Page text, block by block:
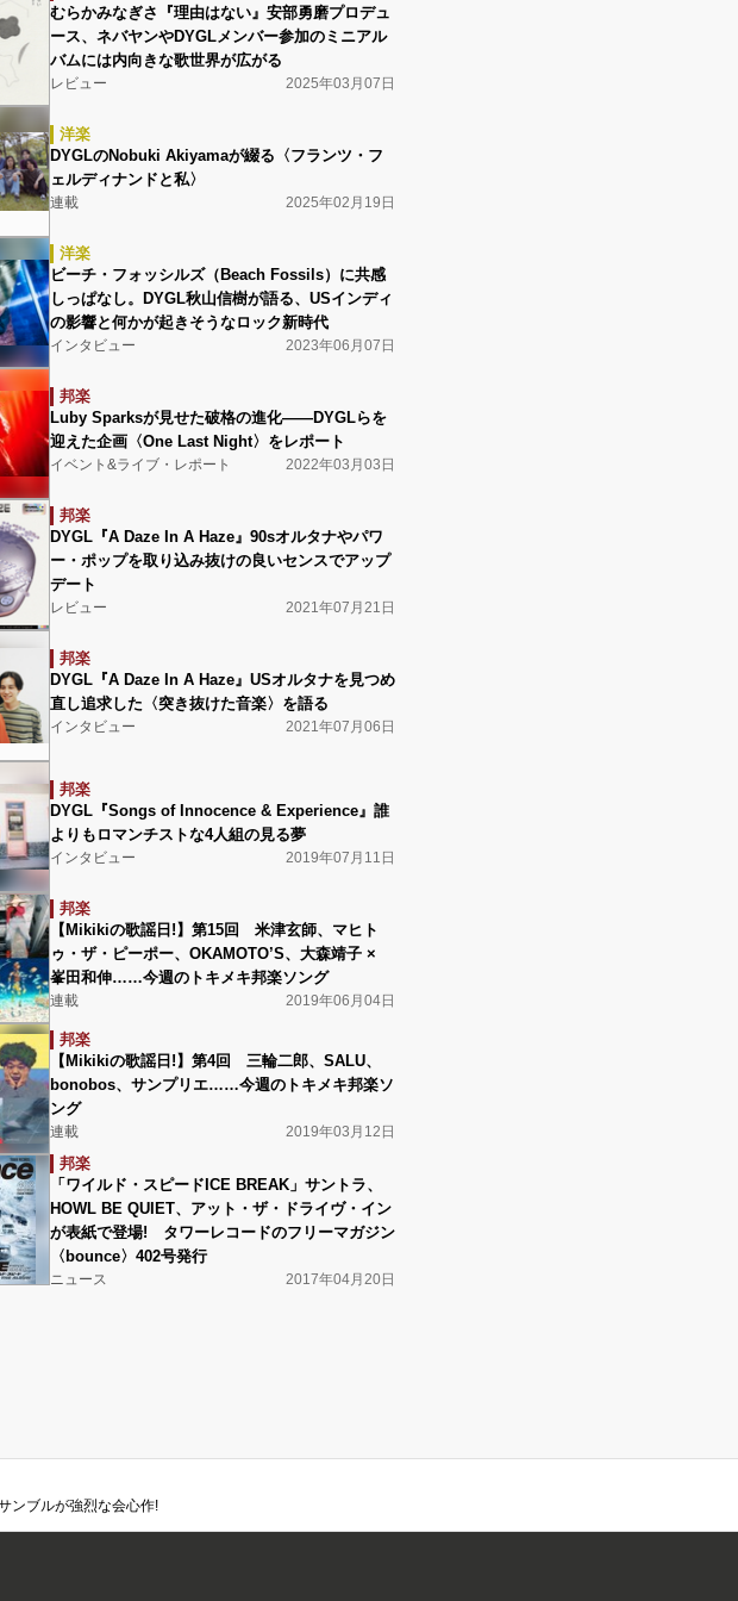
むらかみなぎさ『理由はない』安部勇磨プロデュ
ース、ネバヤンやDYGLメンバー参加のミニアル
バムには内向きな歌世界が広がる
レビュー 2025年03月07日
洋楽
DYGLのNobuki Akiyamaが綴る〈フランツ・フ
ェルディナンドと私〉
連載 2025年02月19日
洋楽
ビーチ・フォッシルズ（Beach Fossils）に共感
しっぱなし。DYGL秋山信樹が語る、USインディ
の影響と何かが起きそうなロック新時代
インタビュー 2023年06月07日
邦楽
Luby Sparksが見せた破格の進化――DYGLらを
迎えた企画〈One Last Night〉をレポート
イベント&ライブ・レポート 2022年03月03日
邦楽
DYGL『A Daze In A Haze』90sオルタナやパワ
ー・ポップを取り込み抜けの良いセンスでアップ
デート
レビュー 2021年07月21日
邦楽
DYGL『A Daze In A Haze』USオルタナを見つめ
直し追求した〈突き抜けた音楽〉を語る
インタビュー 2021年07月06日
邦楽
DYGL『Songs of Innocence & Experience』誰
よりもロマンチストな4人組の見る夢
インタビュー 2019年07月11日
邦楽
【Mikikiの歌謡日!】第15回 米津玄師、マヒト
ゥ・ザ・ピーポー、OKAMOTO’S、大森靖子 ×
峯田和伸……今週のトキメキ邦楽ソング
連載 2019年06月04日
邦楽
【Mikikiの歌謡日!】第4回 三輪二郎、SALU、
bonobos、サンプリエ……今週のトキメキ邦楽ソ
ング
連載 2019年03月12日
邦楽
「ワイルド・スピードICE BREAK」サントラ、
HOWL BE QUIET、アット・ザ・ドライヴ・イン
が表紙で登場! タワーレコードのフリーマガジン
〈bounce〉402号発行
ニュース 2017年04月20日
ンブルが強烈な会心作!